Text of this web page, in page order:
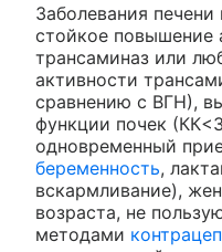
Заболевания
стойкое повышение
трансаминаз или
активности
сравнению с ВГН),
функции почек
одновременный
беременность,
вскармливание),
возраста, не
методами